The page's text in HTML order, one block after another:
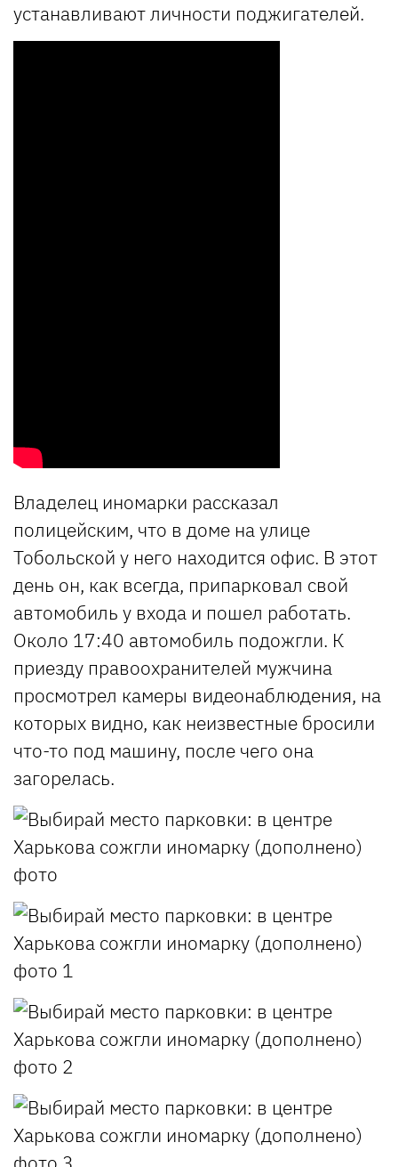
устанавливают личности поджигателей.
Владелец иномарки рассказал
полицейским, что в доме на улице
Тобольской у него находится офис. В этот
день он, как всегда, припарковал свой
автомобиль у входа и пошел работать.
Около 17:40 автомобиль подожгли. К
приезду правоохранителей мужчина
просмотрел камеры видеонаблюдения, на
которых видно, как неизвестные бросили
что-то под машину, после чего она
загорелась.